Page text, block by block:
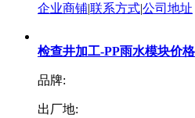
企业商铺|联系方式|公司地址
检查井加工-PP雨水模块价
品牌:
出厂地: